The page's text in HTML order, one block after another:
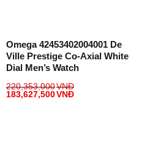
Omega 42453402004001 De
Ville Prestige Co-Axial White
Dial Men’s Watch
220,353,000VNĐ
183,627,500VNĐ